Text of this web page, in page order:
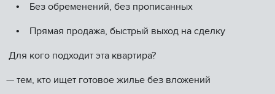
• Без обременений, без прописанных
• Прямая продажа, быстрый выход на сделку
Для кого подходит эта квартира?
— тем, кто ищет готовое жилье без вложений